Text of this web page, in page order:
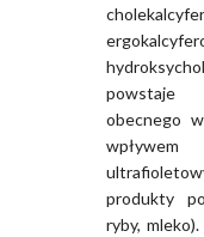
powstaje
obecnego
wpływem
produkty
ryby,